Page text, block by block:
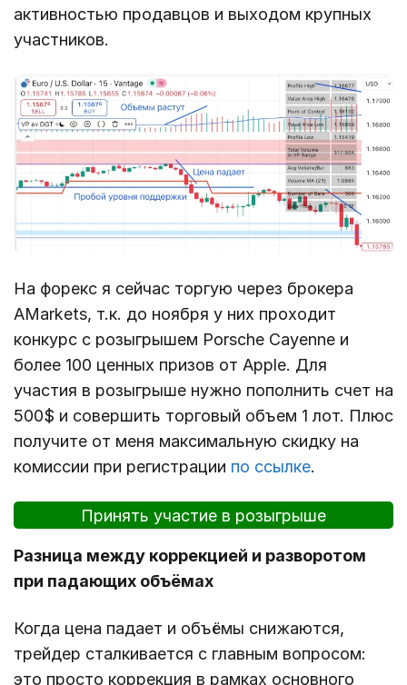
активностью продавцов и выходом крупных
участников.
На форекс я сейчас торгую через брокера
AMarkets, т.к. до ноября у них проходит
конкурс с розыгрышем Porsche Cayenne и
более 100 ценных призов от Apple. Для
участия в розыгрыше нужно пополнить счет на
500$ и совершить торговый объем 1 лот. Плюс
получите от меня максимальную скидку на
комиссии при регистрации по ссылке.
Принять участие в розыгрыше
Разница между коррекцией и разворотом
при падающих объёмах
Когда цена падает и объёмы снижаются,
трейдер сталкивается с главным вопросом:
это просто коррекция в рамках основного